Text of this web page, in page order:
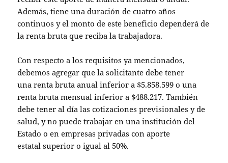
Además, tiene una duración de cuatro años
continuos y el monto de este beneficio dependerá de
la renta bruta que reciba la trabajadora.
Con respecto a los requisitos ya mencionados,
debemos agregar que la solicitante debe tener
una renta bruta anual inferior a $5.858.599 o una
renta bruta mensual inferior a $488.217. También
debe tener al día las cotizaciones previsionales y de
salud, y no puede trabajar en una institución del
Estado o en empresas privadas con aporte
estatal superior o igual al 50%.